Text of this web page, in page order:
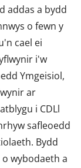
addas a bydd
o fewn y
cael ei
i'w
Ymgeisiol,
ar
i CDLl
safleoedd
Bydd
wybodaeth a